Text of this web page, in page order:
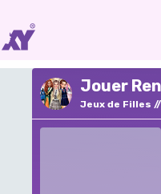
Jouer
Jeux de Filles